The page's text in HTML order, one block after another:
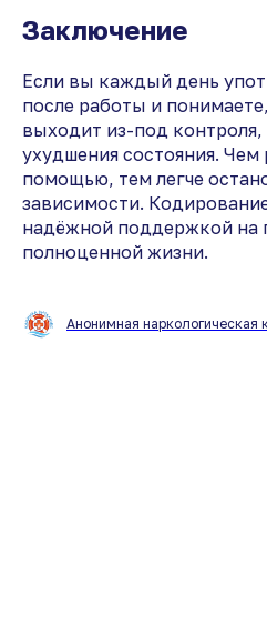
Заключение
Если вы каждый день
после работы и
выходит из-под контроля,
ухудшения состояния. Чем
помощью, тем легче
зависимости.
надёжной поддержкой на
полноценной жизни.
Анонимная наркологическая